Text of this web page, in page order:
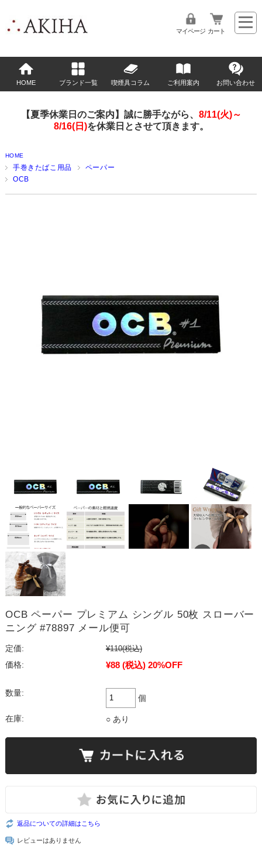
マイページ カート
HOME ブランド一覧 喫煙具コラム ご利用案内 お問い合わせ
【夏季休業日のご案内】誠に勝手ながら、 8/11(火)～
8/16(日)を休業日とさせて頂きます。
HOME
手巻きたばこ用品
ペーパー
OCB
OCB ペーパー プレミアム シングル 50枚 スローバー
ニング #78897 メール便可
定価: ¥110(税込)
価格:
¥88 (税込) 20%OFF
数量:
個
在庫: ○ あり
返品についての詳細はこちら
レビューはありません